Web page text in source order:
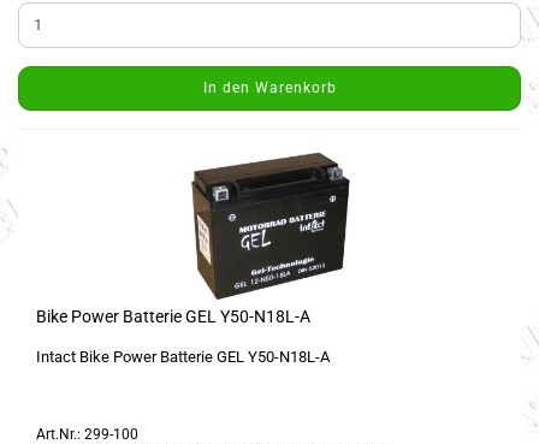
In den Warenkorb
Bike Power Batterie GEL Y50-N18L-A
Intact Bike Power Batterie GEL Y50-N18L-A
Art.Nr.: 299-100